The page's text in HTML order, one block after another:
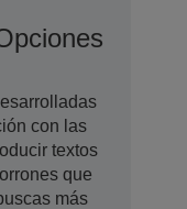
De
con las
textos
que
más